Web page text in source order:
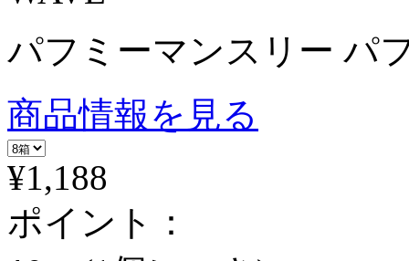
パフミーマンスリー パ
商品情報を見る
¥1,188
ポイント：